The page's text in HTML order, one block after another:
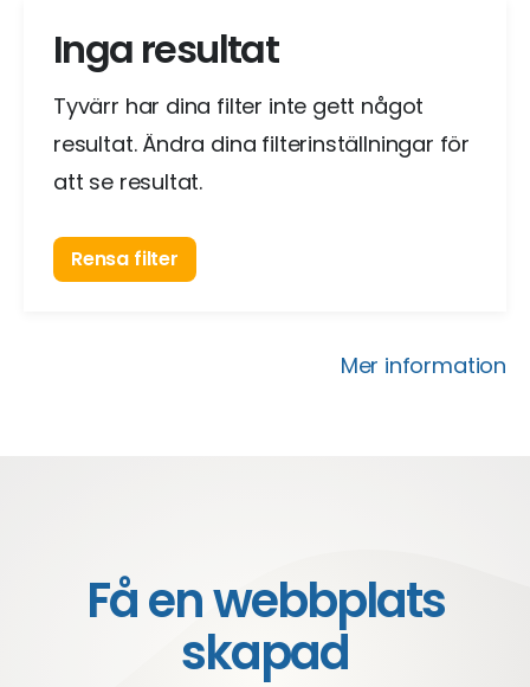
Inga resultat
Tyvärr har dina filter inte gett något
resultat. Ändra dina filterinställningar för
att se resultat.
Rensa filter
Mer information
Få en webbplats
skapad